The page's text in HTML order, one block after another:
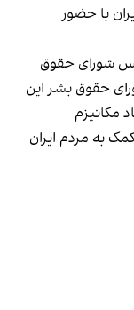
با حضور
شورای حقوق
حقوق بشر این
مکانیزم
به مردم ایران